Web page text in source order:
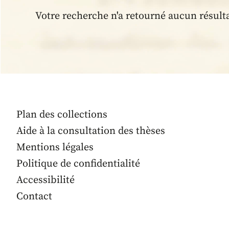
Votre recherche n'a retourné aucun
Plan des collections
Aide à la consultation des thèses
Mentions légales
Politique de confidentialité
Accessibilité
Contact